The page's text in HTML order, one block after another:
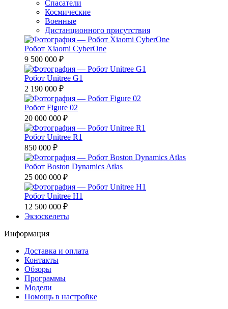
Спасатели
Космические
Военные
Дистанционного присутствия
Робот Xiaomi CyberOne
9 500 000 ₽
Робот Unitree G1
2 190 000 ₽
Робот Figure 02
20 000 000 ₽
Робот Unitree R1
850 000 ₽
Робот Boston Dynamics Atlas
25 000 000 ₽
Робот Unitree H1
12 500 000 ₽
Экзоскелеты
Информация
Доставка и оплата
Контакты
Обзоры
Программы
Модели
Помощь в настройке